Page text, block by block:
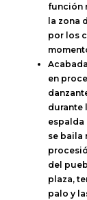
función
la zona
por los
en
durante
espalda
se baila
del
plaza,
palo y